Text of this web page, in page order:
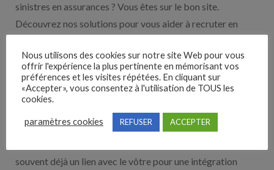
sinistres en assurances ? Vous êtes sur le bon site.
Découvrez nos solutions pour vous aider à recruter en
Nos solutions entreprises
Découvrez nos partenaires ! Moteurs de recherches,
multidiffuseurs, sites payant… nombreux sont nos
souvent déjà un lien avec le vôtre pour une intégration
Nous utilisons des cookies sur notre site Web pour vous
offrir l'expérience la plus pertinente en mémorisant vos
préférences et les visites répétées. En cliquant sur
«Accepter», vous consentez à l'utilisation de TOUS les
cookies.
paramètres cookies REFUSER ACCEPTER